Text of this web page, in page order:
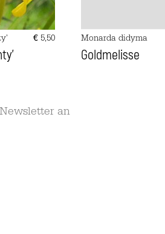
€ 5,50 Monarda didyma
Goldmelisse
an